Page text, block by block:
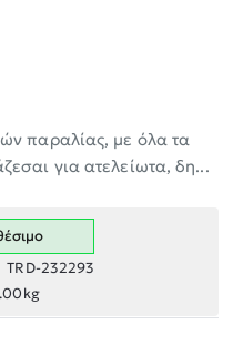
παραλίας, με όλα τα
για ατελείωτα, δη...
TRD-232293